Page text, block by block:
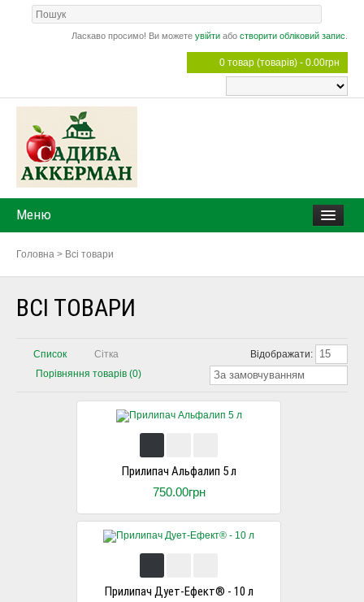
Ласкаво просимо! Ви можете увійти або створити обліковий запис
0 товар (товарів) - 0.00грн
Меню
Головна > Всі товари
ВСІ ТОВАРИ
Список Сітка Відображати:
15
За замовчуванням
Порівняння товарів (0)
Прилипач Альфалип 5 л
750.00грн
Прилипач Дует-Ефект® - 10 л